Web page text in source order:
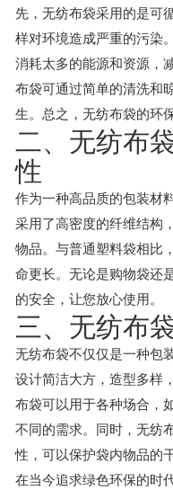
先，无纺布袋采用的是可
样对环境造成严重的污染
消耗太多的能源和资源，
布袋可通过简单的清洗和
生。总之，无纺布袋的环
二、无纺布
性
作为一种高品质的包装材
采用了高密度的纤维结构
物品。与普通塑料袋相比
命更长。无论是购物袋还
的安全，让您放心使用。
三、无纺布
无纺布袋不仅仅是一种包
设计简洁大方，造型多样
布袋可以用于各种场合，
不同的需求。同时，无纺
性，可以保护袋内物品的
在当今追求绿色环保的时